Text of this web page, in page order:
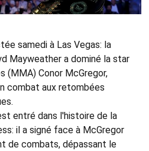
samedi à Las Vegas: la
Mayweather a dominé la star
(MMA) Conor McGregor,
combat aux retombées
entré dans l'histoire de la
il a signé face à McGregor
de combats, dépassant le